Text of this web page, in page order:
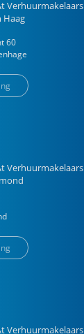
Verhuurmakelaars
Haag
60
Verhuurmakelaars
Verhuurmakelaars